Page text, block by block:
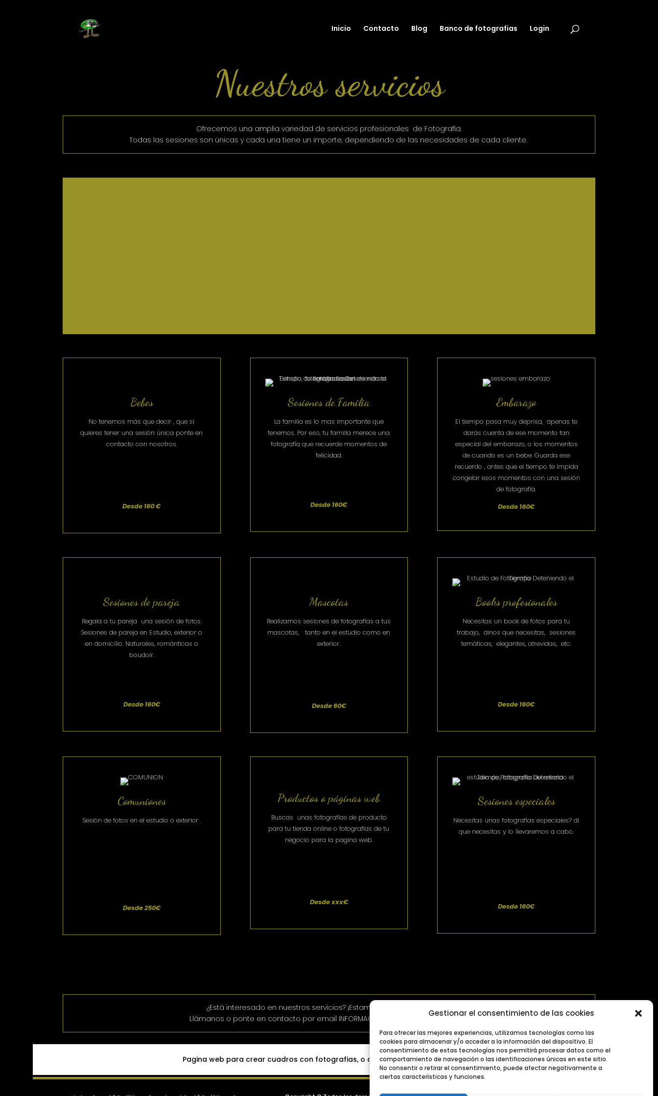
Gestionar el consentimiento de las cookies
Para ofrecer las mejores experiencias, utilizamos tecnologías como las
cookies para almacenar y/o acceder a la información del dispositivo. El
consentimiento de estas tecnologías nos permitirá procesar datos como el
comportamiento de navegación o las identificaciones únicas en este sitio.
No consentir o retirar el consentimiento, puede afectar negativamente a
ciertas características y funciones.
Inicio Contacto Blog Banco de fotografias Login
Nuestros servicios
Ofrecemos una amplia variedad de servicios profesionales de Fotografía.
Todas las sesiones son únicas y cada una tiene un importe, dependiendo de las necesidades de cada cliente.
Bebes
No tenemos más que decir , que si
quieres tener una sesión única ponte en
contacto con nosotros.
Desde 160 €
Sesiones de Familia
La familia es lo mas importante que
tenemos. Por eso, tu familia merece una
fotografía que recuerde momentos de
felicidad.
Desde 160€
Embarazo
El tiempo pasa muy deprisa, apenas te
darás cuenta de ese momento tan
especial del embarazo, o los momentos
de cuando es un bebe. Guarda ese
recuerdo , antes que el tiempo te impida
congelar esos momentos con una sesión
de fotografía.
Desde 160€
Sesiones de pareja
Regala a tu pareja una sesión de fotos.
Sesiones de pareja en Estudio, exterior o
en domicilio. Naturales, románticas o
boudoir.
Desde 160€
Mascotas
Realizamos sesiones de fotografías a tus
mascotas, tanto en el estudio como en
exterior.
Desde 60€
Books profesionales
Necesitas un book de fotos para tu
trabajo, dinos que necesitas, sesiones
temáticas, elegantes, atrevidas, etc.
Desde 160€
Comuniones
Sesión de fotos en el estudio o exterior .
Desde 250€
Productos o páginas web
Buscas unas fotografías de producto
para tu tienda online o fotografías de tu
negocio para la pagina web.
Desde xxx€
Sesiones especiales
Necesitas unas fotografías especiales? di
que necesitas y lo llevaremos a cabo.
Desde 160€
¿Está interesado en nuestros servicios? ¡Estamos aquí para ayudarle!
Llámanos o ponte en contacto por email INFORMACION@DETENIENDOELTIEMPO.ES
Pagina web para crear cuadros con fotografias, o descargar fotografias unicas.